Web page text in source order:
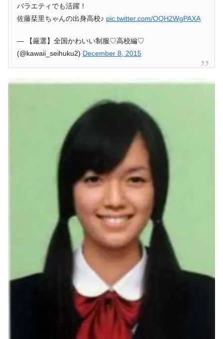
バラエティでも活躍！
佐藤栞里ちゃんの出身高校♪ pic.twitter.com/OQH2WgPAXA
— 【厳選】全国かわいい制服♡高校編♡
(@kawaii_seihuku2) December 8, 2015